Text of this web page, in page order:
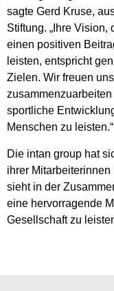
sagte Gerd Kruse,
Stiftung. „Ihre
einen positiven
leisten, entspricht
Zielen. Wir freuen
sportliche
Menschen zu leisten.“
Die intan group hat
ihrer Mitarbeiterinnen
sieht in der
eine hervorragende
Gesellschaft zu